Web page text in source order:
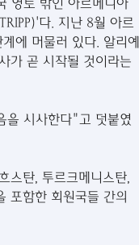
영토 밖인 아르메니아
다. 지난 8월 아르
에 머물러 있다. 알리예
가 곧 시작될 것이라는
을 시사한다"고 덧붙였
스탄, 투르크메니스탄,
포함한 회원국들 간의